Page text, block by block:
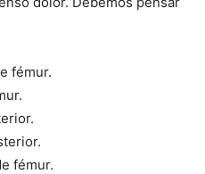
fémur.
fémur.